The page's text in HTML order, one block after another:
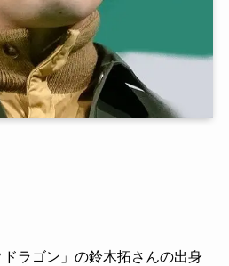
ラゴン」の鈴木拓さんの出身